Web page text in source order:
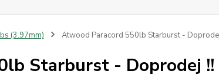
(3.97mm) Atwood Paracord 550lb Starburst -
Starburst - Doprodej !!